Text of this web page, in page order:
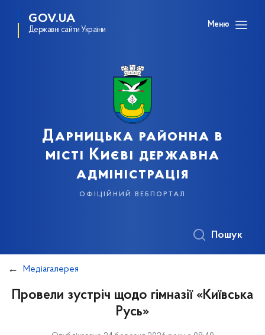
GOV.UA
Державні сайти України
Меню
Дарницька районна в
місті Києві державна
адміністрація
офіційний вебпортал
Пошук
Медіагалерея
Провели зустріч щодо гімназії «Київська
Русь»